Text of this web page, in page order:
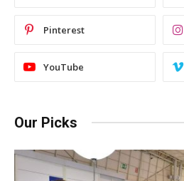
Pinterest
YouTube
Our Picks